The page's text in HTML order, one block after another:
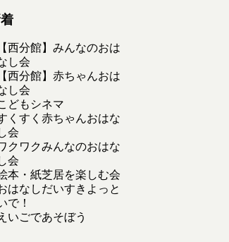
【西分館】みんなのおは
し会
【西分館】赤ちゃんおは
し会
どもシネマ
くすく赤ちゃんおはな
会
クワクみんなのおはな
会
本・紙芝居を楽しむ会
はなしだいすきよっと
で！
いごであそぼう